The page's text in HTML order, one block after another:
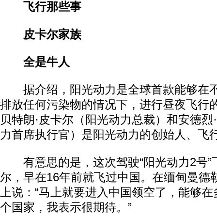
飞行那些事
皮卡尔家族
全是牛人
据介绍，阳光动力是全球首款能够在
排放任何污染物的情况下，进行昼夜飞行
贝特朗·皮卡尔（阳光动力总裁）和安德
力首席执行官）是阳光动力的创始人、飞
有意思的是，这次驾驶“阳光动力2号”
尔，早在16年前就飞过中国。在缅甸曼德
上说：“马上就要进入中国领空了，能够
个国家，我表示很期待。”